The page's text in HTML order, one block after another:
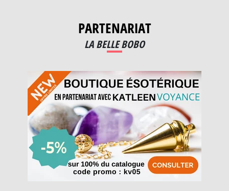
PARTENARIAT
LA BELLE BOBO